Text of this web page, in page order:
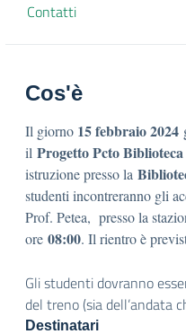
Contatti
Cos'è
Il giorno 15 febbraio 2024
il Progetto Pcto Biblioteca
istruzione presso la
studenti incontreranno gli
Prof. Petea, presso la
ore 08:00. Il rientro è
Gli studenti dovranno
del treno (sia dell’andata
Destinatari